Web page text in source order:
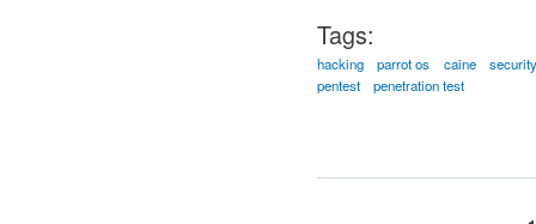
Tags:
hacking parrot os caine
pentest
penetration test